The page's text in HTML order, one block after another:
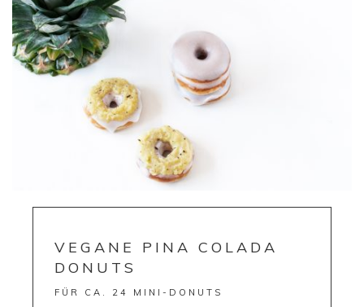
VEGANE PINA COLADA
DONUTS
FÜR CA. 24 MINI-DONUTS